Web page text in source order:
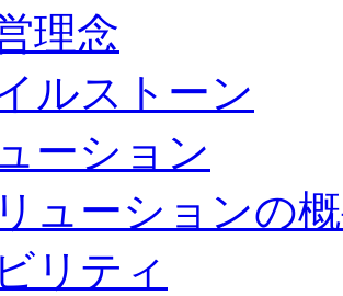
理念
ルストーン
ーション
ューションの
リティ